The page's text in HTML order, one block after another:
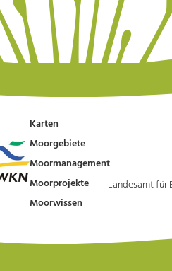
Karten
Moorgebiete
Moormanagement
Moorprojekte
Moorwissen
Landesamt für